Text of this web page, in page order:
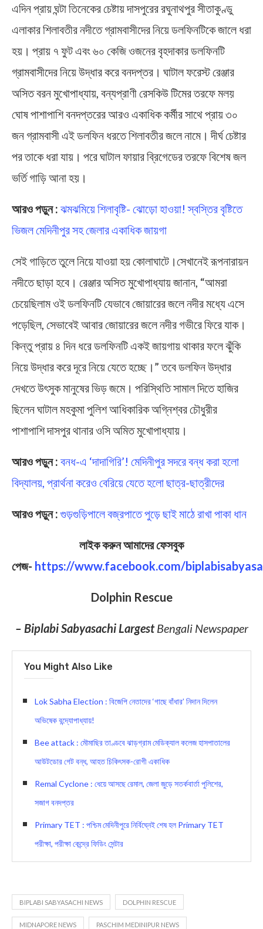
এদিন প্রায় ঘন্টা তিনেকের চেষ্টায় দাসপুরের রঘুনাথপুর সীতাকুণ্ডু
এলাকার শিলাবতীর নদীতে গ্রামবাসীদের নিয়ে ডলফিনটিকে জালে ধরা
হয়। প্রায় ৭ ফুট এবং ৬০ কেজি ওজনের বৃহদাকার ডলফিনটি
গ্রামবাসীদের নিয়ে উদ্ধার করে বনদপ্তর। ঘাটাল ফরেস্ট রেঞ্জার
অসিত বরন মুখোপাধ্যায়, বন্যপ্রাণী রেসকিউ টিমের তরফে মলয়
ঘোষ পাশাপাশি বনদপ্তরের আরও একাধিক কর্মীর সাথে প্রায় ৩০
জন গ্রামবাসী এই ডলফিন ধরতে শিলাবতীর জলে নামে। দীর্ঘ চেষ্টার
পর তাকে ধরা যায়। পরে ঘাটাল ফায়ার ব্রিগেডের তরফে বিশেষ জল
ভর্তি গাড়ি আনা হয়।
আরও পড়ুন : ঝমঝমিয়ে শিলাবৃষ্টি- ঝোড়ো হাওয়া! স্বস্তির বৃষ্টিতে
ভিজল মেদিনীপুর সহ জেলার একাধিক জায়গা
সেই গাড়িতে তুলে নিয়ে যাওয়া হয় কোলাঘাটে।সেখানেই রূপনারায়ন
নদীতে ছাড়া হবে। রেঞ্জার অসিত মুখোপাধ্যায় জানান, “আমরা
চেয়েছিলাম ওই ডলফিনটি যেভাবে জোয়ারের জলে নদীর মধ্যে এসে
পড়েছিল, সেভাবেই আবার জোয়ারের জলে নদীর গভীরে ফিরে যাক।
কিন্তু প্রায় ৪ দিন ধরে ডলফিনটি একই জায়গায় থাকার ফলে ঝুঁকি
নিয়ে উদ্ধার করে দূরে নিয়ে যেতে হচ্ছে।” তবে ডলফিন উদ্ধার
দেখতে উৎসুক মানুষের ভিড় জমে। পরিস্থিতি সামাল দিতে হাজির
ছিলেন ঘাটাল মহকুমা পুলিশ আধিকারিক অগ্নিশ্বর চৌধুরীর
পাশাপাশি দাসপুর থানার ওসি অমিত মুখোপাধ্যায়।
আরও পড়ুন : বনধ-এ ‘দাদাগিরি’! মেদিনীপুর সদরে বন্ধ করা হলো
বিদ্যালয়, প্রার্থনা করেও বেরিয়ে যেতে হলো ছাত্র-ছাত্রীদের
আরও পড়ুন : গুড়গুড়িপালে বজ্রপাতে পুড়ে ছাই মাঠে রাখা পাকা ধান
লাইক করুন আমাদের ফেসবুক
পেজ- https://www.facebook.com/
Dolphin Rescue
– Biplabi Sabyasachi LargestBengali Newspaper
You Might Also Like
Lok Sabha Election : বিজেপি নেতাদের ‘গাছে বাঁধার’ নিদান দিলেন
অভিষেক বন্দ্যোপাধ্যায়!
Bee attack : মৌমাছির তাণ্ডবে ঝাড়গ্রাম মেডিক্যাল কলেজ হাসপাতালের
আউটডোর গেট বন্ধ, আহত চিকিৎসক-রোগী একাধিক
Remal Cyclone : ধেয়ে আসছে রেমাল, জেলা জুড়ে সতর্কবার্তা পুলিশের,
সজাগ বনদপ্তর
Primary TET : পশ্চিম মেদিনীপুরে নির্বিঘ্নেই শেষ হল Primary TET
পরীক্ষা, পরীক্ষা কেন্দ্রে ফিডিং সেন্টার
BIPLABI SABYASACHI NEWS DOLPHIN RESCUE
MIDNAPORE NEWS PASCHIM MEDINIPUR NEWS